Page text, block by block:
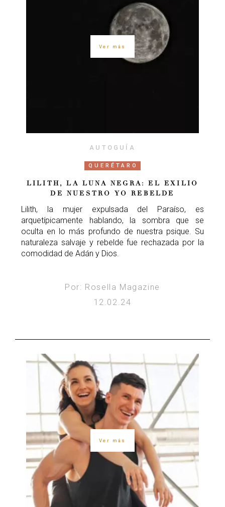
Ver más
AUTOGUÍA
QUERÉTARO
LILITH, LA LUNA NEGRA: EL EXILIO
DE NUESTRO YO REBELDE
Lilith, la mujer expulsada del Paraíso, es
arquetípicamente hablando, la sombra que se
oculta en lo más profundo de nuestra psique. Su
naturaleza salvaje y rebelde fue rechazada por la
comodidad de Adán y Dios.
Por: Rosella Magazine
12.02.24
Ver más